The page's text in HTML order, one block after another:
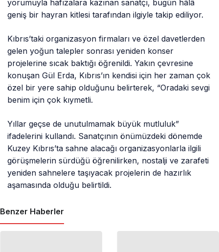
yorumuyla hafızalara kazınan sanatçı, bugün hâlâ
geniş bir hayran kitlesi tarafından ilgiyle takip ediliyor.
Kıbrıs’taki organizasyon firmaları ve özel davetlerden
gelen yoğun talepler sonrası yeniden konser
projelerine sıcak baktığı öğrenildi. Yakın çevresine
konuşan Gül Erda, Kıbrıs’ın kendisi için her zaman çok
özel bir yere sahip olduğunu belirterek, “Oradaki sevgi
benim için çok kıymetli.
Yıllar geçse de unutulmamak büyük mutluluk”
ifadelerini kullandı. Sanatçının önümüzdeki dönemde
Kuzey Kıbrıs’ta sahne alacağı organizasyonlarla ilgili
görüşmelerin sürdüğü öğrenilirken, nostalji ve zarafeti
yeniden sahnelere taşıyacak projelerin de hazırlık
aşamasında olduğu belirtildi.
Benzer Haberler